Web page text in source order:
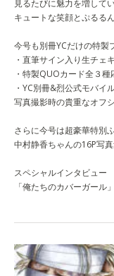
見るたびに魅力を増して
キュートな笑顔とぷるる
今号も別冊YCだけの特製
・直筆サイン入り生チェ
・特製QUOカード全３
・YC別冊&烈公式モバイ
写真撮影時の貴重なオフ
さらに今号は超豪華特別
中村静香ちゃんの16P写
スペシャルインタビュー
「俺たちのカバーガール